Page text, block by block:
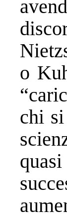
o
chi